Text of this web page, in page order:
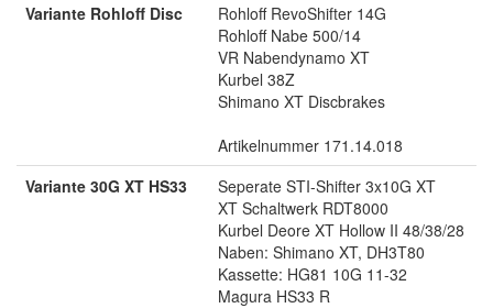
Variante Rohloff Disc
Rohloff RevoShifter 14G
Rohloff Nabe 500/14
VR Nabendynamo XT
Kurbel 38Z
Shimano XT Discbrakes
Artikelnummer 171.14.018
Variante 30G XT HS33
Seperate STI-Shifter 3x10G XT
XT Schaltwerk RDT8000
Kurbel Deore XT Hollow II 48/38/28
Naben: Shimano XT, DH3T80
Kassette: HG81 10G 11-32
Magura HS33 R